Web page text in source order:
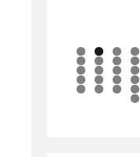
2 3 4 5
3 4 5 6
4 5 6 7
5 6 7 8
6